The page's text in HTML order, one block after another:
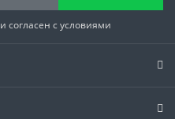
и согласен с условиями